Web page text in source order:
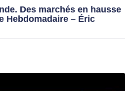
Des marchés en hausse
Hebdomadaire – Éric